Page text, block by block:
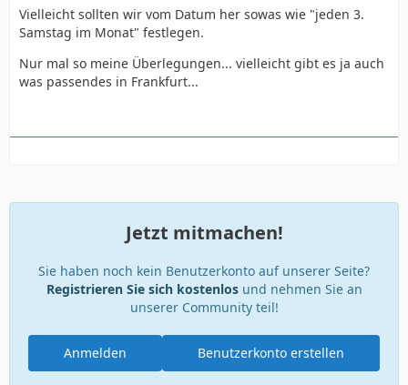
Vielleicht sollten wir vom Datum her sowas wie "jeden 3.
Samstag im Monat" festlegen.
Nur mal so meine Überlegungen... vielleicht gibt es ja auch
was passendes in Frankfurt...
Jetzt mitmachen!
Sie haben noch kein Benutzerkonto auf unserer Seite?
Registrieren Sie sich kostenlosund nehmen Sie an
unserer Community teil!
Benutzerkonto erstellen
Anmelden